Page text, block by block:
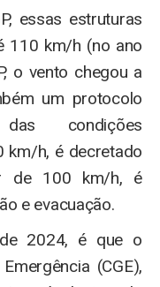
essas estruturas
110 km/h (no ano
o vento chegou a
um protocolo
condições
km/h, é decretado
de 100 km/h, é
e evacuação.
2024, é que o
(CGE),